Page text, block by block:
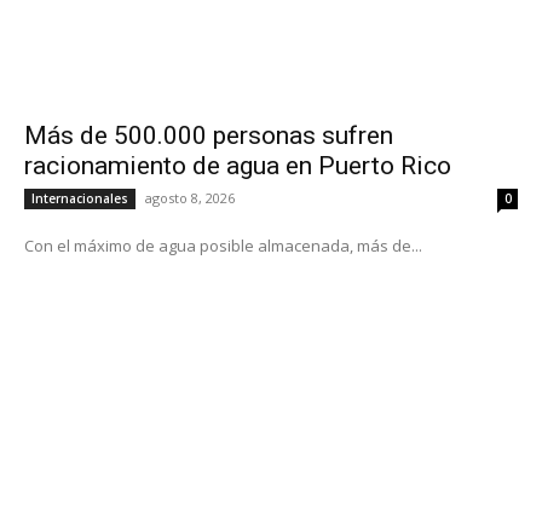
Más de 500.000 personas sufren
racionamiento de agua en Puerto Rico
Internacionales agosto 8, 2026 0
Con el máximo de agua posible almacenada, más de...